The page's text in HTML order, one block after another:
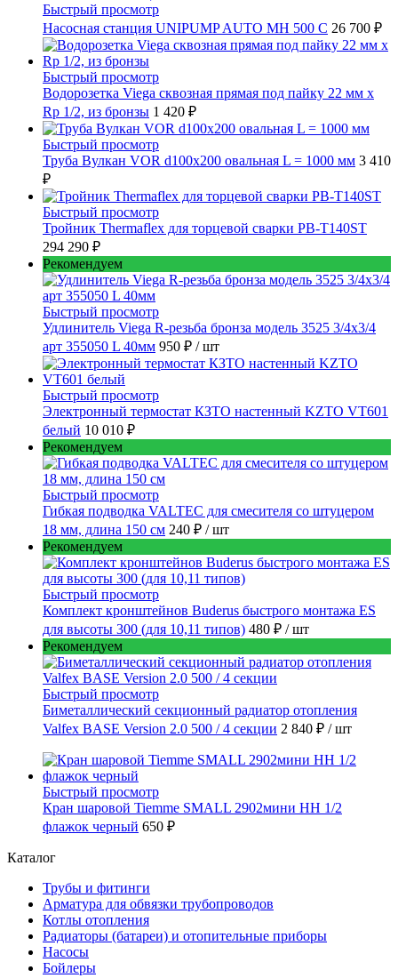
Быстрый просмотр
Насосная станция UNIPUMP AUTO MH 500 С 26 700 ₽
Быстрый просмотр
Водорозетка Viega сквозная прямая под пайку 22 мм х
Rp 1/2, из бронзы 1 420 ₽
Быстрый просмотр
Труба Вулкан VOR d100x200 овальная L = 1000 мм 3 410
₽
Быстрый просмотр
Тройник Thermaflex для торцевой сварки PB-T140ST
294 290 ₽
Рекомендуем
Быстрый просмотр
Удлинитель Viega R-резьба бронза модель 3525 3/4x3/4
арт 355050 L 40мм 950 ₽ / шт
Быстрый просмотр
Электронный термостат КЗТО настенный KZTO VT601
белый 10 010 ₽
Рекомендуем
Быстрый просмотр
Гибкая подводка VALTEC для смесителя со штуцером
18 мм, длина 150 см 240 ₽ / шт
Рекомендуем
Быстрый просмотр
Комплект кронштейнов Buderus быстрого монтажа ES
для высоты 300 (для 10,11 типов) 480 ₽ / шт
Рекомендуем
Быстрый просмотр
Биметаллический секционный радиатор отопления
Valfex BASE Version 2.0 500 / 4 секции 2 840 ₽ / шт
Быстрый просмотр
Кран шаровой Tiemme SMALL 2902мини НН 1/2
флажок черный 650 ₽
Каталог
Трубы и фитинги
Арматура для обвязки трубопроводов
Котлы отопления
Радиаторы (батареи) и отопительные приборы
Насосы
Бойлеры